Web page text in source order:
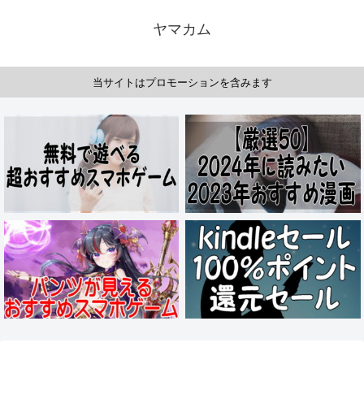
ヤマカム
当サイトはプロモーションを含みます